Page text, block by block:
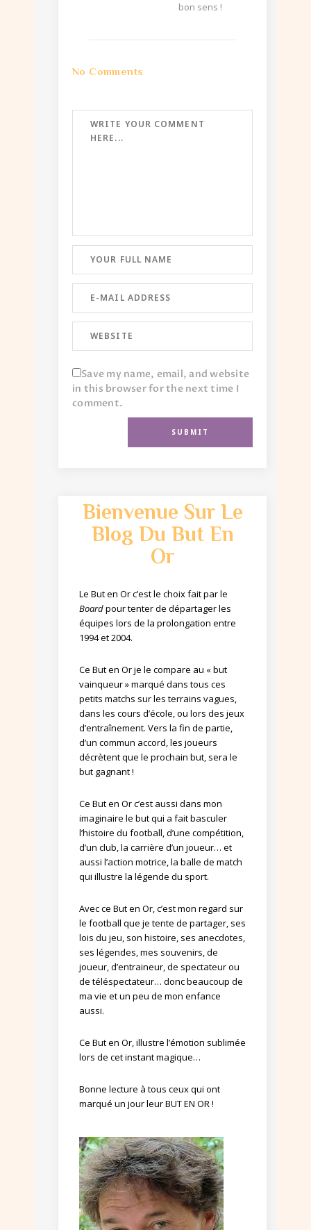
bon sens !
No Comments
Save my name, email, and website
in this browser for the next time I
comment.
Bienvenue Sur Le
Blog Du But En
Or
Le But en Or c’est le choix fait par le
Boardpour tenter de départager les
équipes lors de la prolongation entre
1994 et 2004.
Ce But en Or je le compare au « but
vainqueur » marqué dans tous ces
petits matchs sur les terrains vagues,
dans les cours d’école, ou lors des jeux
d’entraînement. Vers la fin de partie,
d’un commun accord, les joueurs
décrètent que le prochain but, sera le
but gagnant !
Ce But en Or c’est aussi dans mon
imaginaire le but qui a fait basculer
l’histoire du football, d’une compétition,
d’un club, la carrière d’un joueur… et
aussi l’action motrice, la balle de match
qui illustre la légende du sport.
Avec ce But en Or, c’est mon regard sur
le football que je tente de partager, ses
lois du jeu, son histoire, ses anecdotes,
ses légendes, mes souvenirs, de
joueur, d’entraineur, de spectateur ou
de téléspectateur… donc beaucoup de
ma vie et un peu de mon enfance
aussi.
Ce But en Or, illustre l’émotion sublimée
lors de cet instant magique…
Bonne lecture à tous ceux qui ont
marqué un jour leur BUT EN OR !